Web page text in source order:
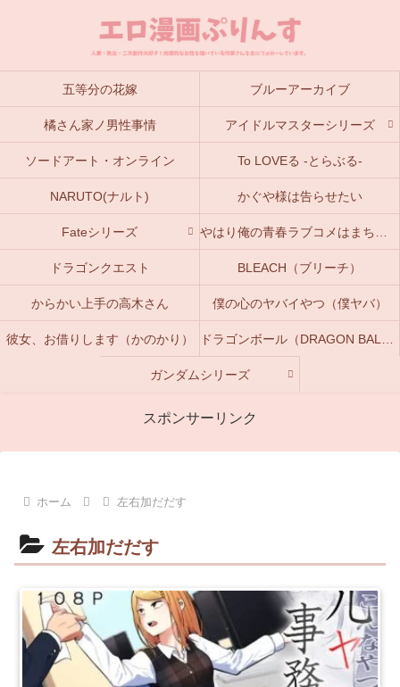
五等分の花嫁 ブルーアーカイブ
橘さん家ノ男性事情 アイドルマスターシリーズ
ソードアート・オンライン To LOVEる -とらぶる-
NARUTO(ナルト) かぐや様は告らせたい
Fateシリーズ
ドラゴンクエスト BLEACH（ブリーチ）
からかい上手の高木さん 僕の心のヤバイやつ（僕ヤバ）
彼女、お借りします（かのかり）
ガンダムシリーズ
スポンサーリンク
ホーム 左右加だだす
左右加だだす